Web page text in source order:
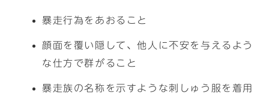
暴走行為をあおること
顔面を覆い隠して、他人に不安を与えるよう
な仕方で群がること
暴走族の名称を示すような刺しゅう服を着用